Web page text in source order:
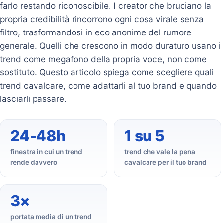
farlo restando riconoscibile. I creator che bruciano la
propria credibilità rincorrono ogni cosa virale senza
filtro, trasformandosi in eco anonime del rumore
generale. Quelli che crescono in modo duraturo usano i
trend come megafono della propria voce, non come
sostituto. Questo articolo spiega come scegliere quali
trend cavalcare, come adattarli al tuo brand e quando
lasciarli passare.
24-48h
finestra in cui un trend
rende davvero
1 su 5
trend che vale la pena
cavalcare per il tuo brand
3×
portata media di un trend